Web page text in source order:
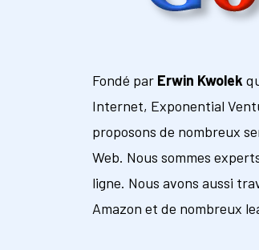
Fondé par Erwin Kwolek
Internet, Exponential
proposons de nombreux
Web. Nous sommes
ligne. Nous avons aussi
Amazon et de nombreux